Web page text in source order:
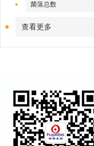
菌落总数
查看更多